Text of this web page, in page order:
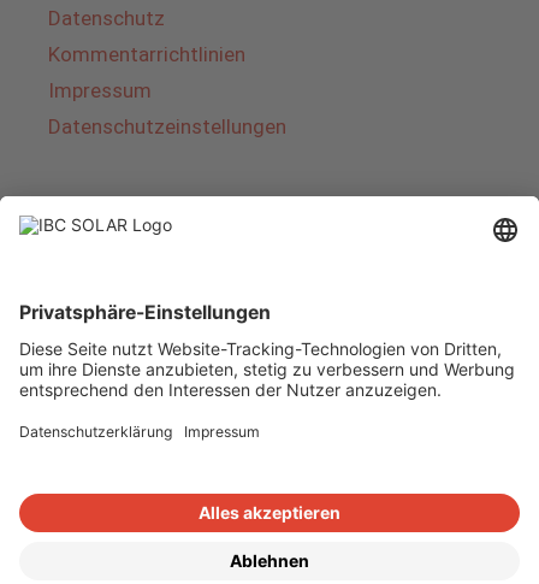
Datenschutz
Kommentarrichtlinien
Impressum
Datenschutzeinstellungen
Über IBC SOLAR
von Energielösungen und Dienstleistungen im
Bereich Photovoltaik und Speicher. Das
Unternehmen bietet Komplettsysteme an und
deckt das gesamte Spektrum von der Planung
bis zur schlüsselfertigen Übergabe von
Energielösungen für Eigenheime, Gewerbe und
Industrie sowie Solarparks.